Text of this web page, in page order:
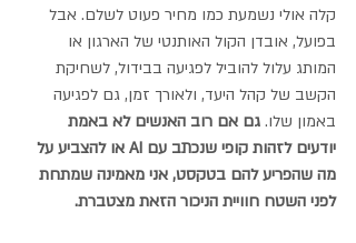
קלה אולי נשמעת כמו מחיר פעוט לשלם. אבל
בפועל, אובדן הקול האותנטי של הארגון או
המותג עלול להוביל לפגיעה בבידול, לשחיקת
הקשב של קהל היעד, ולאורך זמן, גם לפגיעה
באמון שלו. גם אם רוב האנשים לא באמת
יודעים לזהות קופי שנכתב עם AI או להצביע על
מה שהפריע להם בטקסט, אני מאמינה שמתחת
לפני השטח חוויית הניכור הזאת מצטברת.